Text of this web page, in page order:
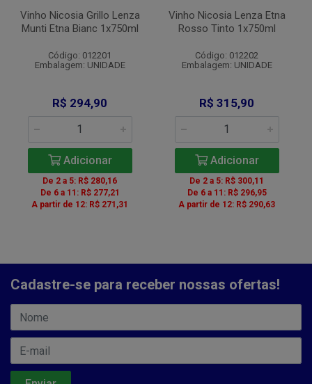
Vinho Nicosia Grillo Lenza
Munti Etna Bianc 1x750ml
Código: 012201
Embalagem: UNIDADE
R$ 294,90
Adicionar
De 2 a 5: R$ 280,16
De 6 a 11: R$ 277,21
A partir de 12: R$ 271,31
Vinho Nicosia Lenza Etna
Rosso Tinto 1x750ml
Código: 012202
Embalagem: UNIDADE
R$ 315,90
Adicionar
De 2 a 5: R$ 300,11
De 6 a 11: R$ 296,95
A partir de 12: R$ 290,63
Cadastre-se para receber nossas ofertas!